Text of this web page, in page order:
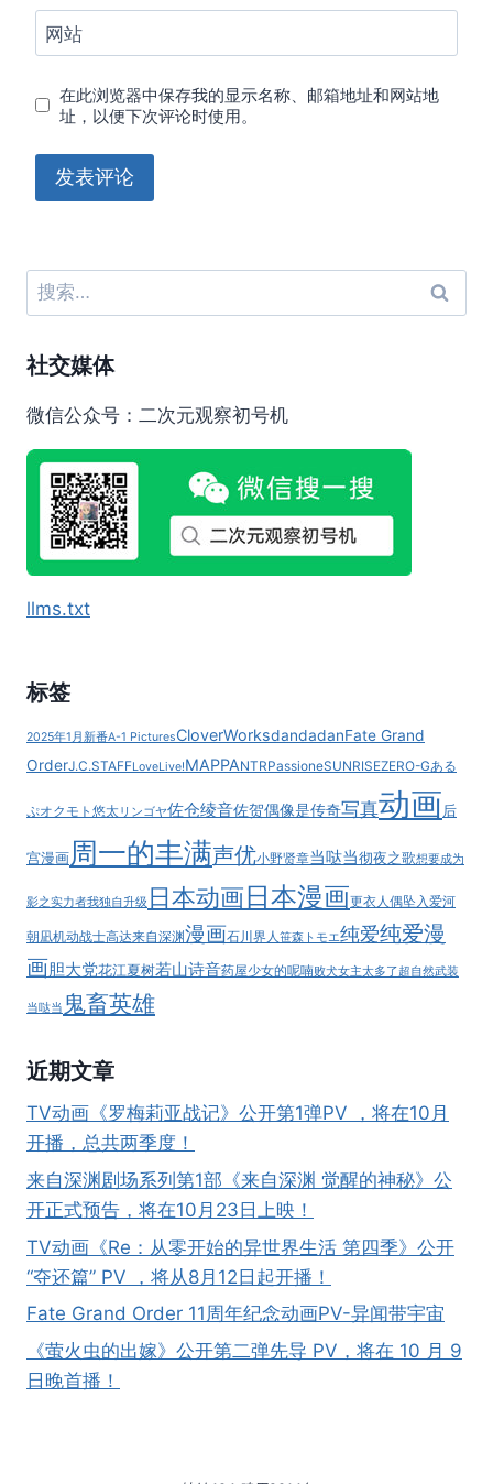
网站
在此浏览器中保存我的显示名称、邮箱地址和网站地
址，以便下次评论时使用。
搜
索：
社交媒体
微信公众号：二次元观察初号机
llms.txt
标签
2025年1月新番A-1 PicturesCloverWorksdandadanFate Grand
OrderJ.C.STAFFLoveLive!MAPPANTRPassioneSUNRISEZERO-Gある
ぷオクモト悠太リンゴヤ佐仓绫音佐贺偶像是传奇写真动画后
宫漫画周一的丰满声优小野贤章当哒当彻夜之歌想要成为
影之实力者我独自升级 日本动画日本漫画更衣人偶坠入爱河
朝凪机动战士高达来自深渊漫画石川界人笹森トモエ纯爱纯爱漫
画胆大党花江夏树若山诗音药屋少女的呢喃败犬女主太多了超自然武装
当哒当 鬼畜英雄
近期文章
TV动画《罗梅莉亚战记》公开第1弹PV ，将在10月
开播，总共两季度！
来自深渊剧场系列第1部《来自深渊 觉醒的神秘》公
开正式预告，将在10月23日上映！
TV动画《Re：从零开始的异世界生活 第四季》公开
“夺还篇” PV ，将从8月12日起开播！
Fate Grand Order 11周年纪念动画PV-异闻带宇宙
《萤火虫的出嫁》公开第二弹先导 PV，将在 10 月 9
日晚首播！